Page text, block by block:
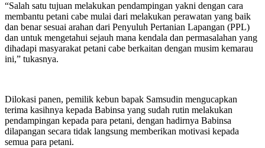
“Salah satu tujuan melakukan pendampingan yakni dengan cara
membantu petani cabe mulai dari melakukan perawatan yang baik
dan benar sesuai arahan dari Penyuluh Pertanian Lapangan (PPL)
dan untuk mengetahui sejauh mana kendala dan permasalahan yang
dihadapi masyarakat petani cabe berkaitan dengan musim kemarau
ini,” tukasnya.
Dilokasi panen, pemilik kebun bapak Samsudin mengucapkan
terima kasihnya kepada Babinsa yang sudah rutin melakukan
pendampingan kepada para petani, dengan hadirnya Babinsa
dilapangan secara tidak langsung memberikan motivasi kepada
semua para petani.